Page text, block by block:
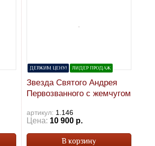
ДЕРЖИМ ЦЕНУ! ЛИДЕР ПРОДАЖ
Звезда Святого Андрея
Первозванного с жемчугом
артикул: 1.146
Цена: 10 900 р.
В корзину